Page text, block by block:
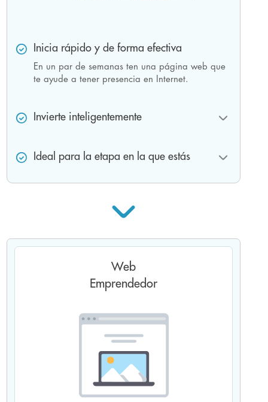
Inicia rápido y de forma efectiva
En un par de semanas ten una página web que
te ayude a tener presencia en Internet.
Invierte inteligentemente
emprendimiento.
Ideal para la etapa en la que estás
Web
Emprendedor